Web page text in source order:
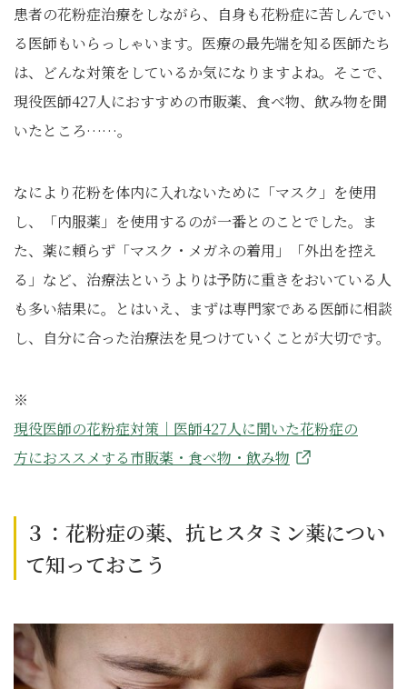
患者の花粉症治療をしながら、自身も花粉症に苦しんでい
る医師もいらっしゃいます。医療の最先端を知る医師たち
は、どんな対策をしているか気になりますよね。そこで、
現役医師427人におすすめの市販薬、食べ物、飲み物を聞
いたところ……。
なにより花粉を体内に入れないために「マスク」を使用
し、「内服薬」を使用するのが一番とのことでした。ま
た、薬に頼らず「マスク・メガネの着用」「外出を控え
る」など、治療法というよりは予防に重きをおいている人
も多い結果に。とはいえ、まずは専門家である医師に相談
し、自分に合った治療法を見つけていくことが大切です。
※
現役医師の花粉症対策｜医師427人に聞いた花粉症の
方におススメする市販薬・食べ物・飲み物
３：花粉症の薬、抗ヒスタミン薬につい
て知っておこう